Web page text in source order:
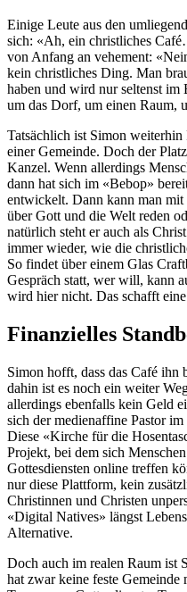
Einige Leute aus den
sich: «Ah, ein christliches
von Anfang an vehement:
kein christliches Ding. Man
haben und wird nur seltenst im
um das Dorf, um einen Raum,
Tatsächlich ist Simon
einer Gemeinde. Doch der
Kanzel. Wenn allerdings
dann hat sich im «Bebop»
entwickelt. Dann kann man mit
über Gott und die Welt reden
natürlich steht er auch als
immer wieder, wie die
So findet über einem Glas
Gespräch statt, wer will, kann
wird hier nicht. Das schafft
Finanzielles
Simon hofft, dass das Café ihn
dahin ist es noch ein weiter
allerdings ebenfalls kein Geld
sich der medienaffine Pastor
Diese «Kirche für die
Projekt, bei dem sich
Gottesdiensten online treffen
nur diese Plattform, kein
Christinnen und Christen
«Digital Natives» längst
Alternative.
Doch auch im realen Raum ist
hat zwar keine feste Gemeinde